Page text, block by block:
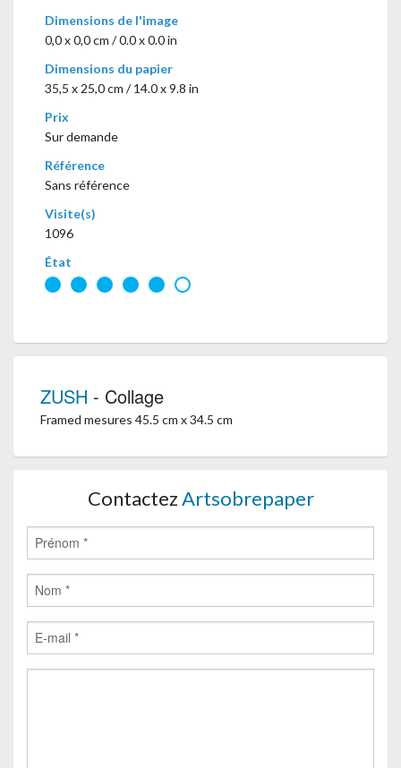
Dimensions de l'image
0,0 x 0,0 cm / 0.0 x 0.0 in
Dimensions du papier
35,5 x 25,0 cm / 14.0 x 9.8 in
Prix
Sur demande
Référence
Sans référence
Visite(s)
1096
État
ZUSH - Collage
Framed mesures 45.5 cm x 34.5 cm
ContactezArtsobrepaper